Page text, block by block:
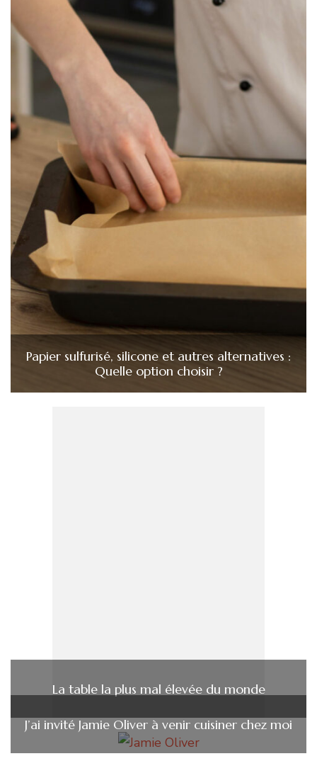
Papier sulfurisé, silicone et autres alternatives :
Quelle option choisir ?
La table la plus mal élevée du monde
J’ai invité Jamie Oliver à venir cuisiner chez moi